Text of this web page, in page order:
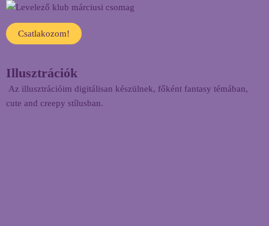
Csatlakozom!
Illusztrációk
Az illusztrációim digitálisan készülnek, főként fantasy témában,
cute and creepy stílusban.